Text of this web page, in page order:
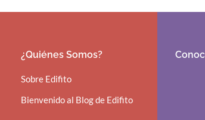
¿Quiénes Somos?
Sobre Edifito
Bienvenido al Blog de Edifito